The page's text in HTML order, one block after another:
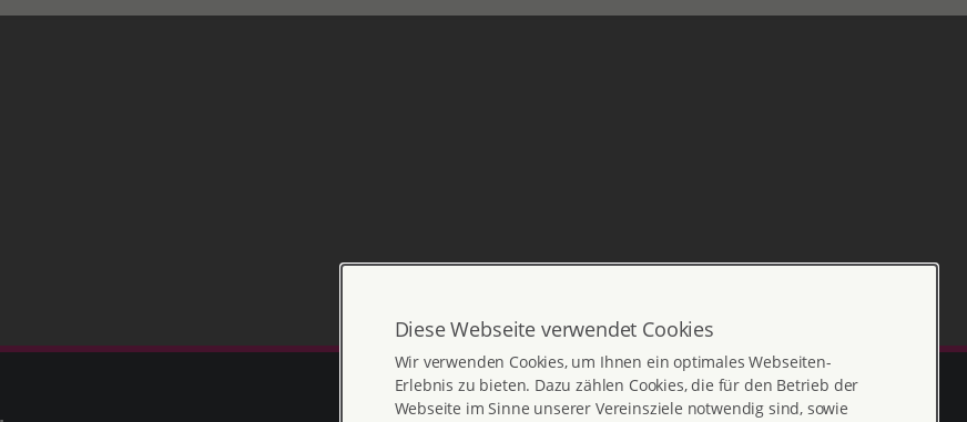
Diese Webseite verwendet Cookies
Wir verwenden Cookies, um Ihnen ein optimales Webseiten-
Erlebnis zu bieten. Dazu zählen Cookies, die für den Betrieb der
Webseite im Sinne unserer Vereinsziele notwendig sind, sowie